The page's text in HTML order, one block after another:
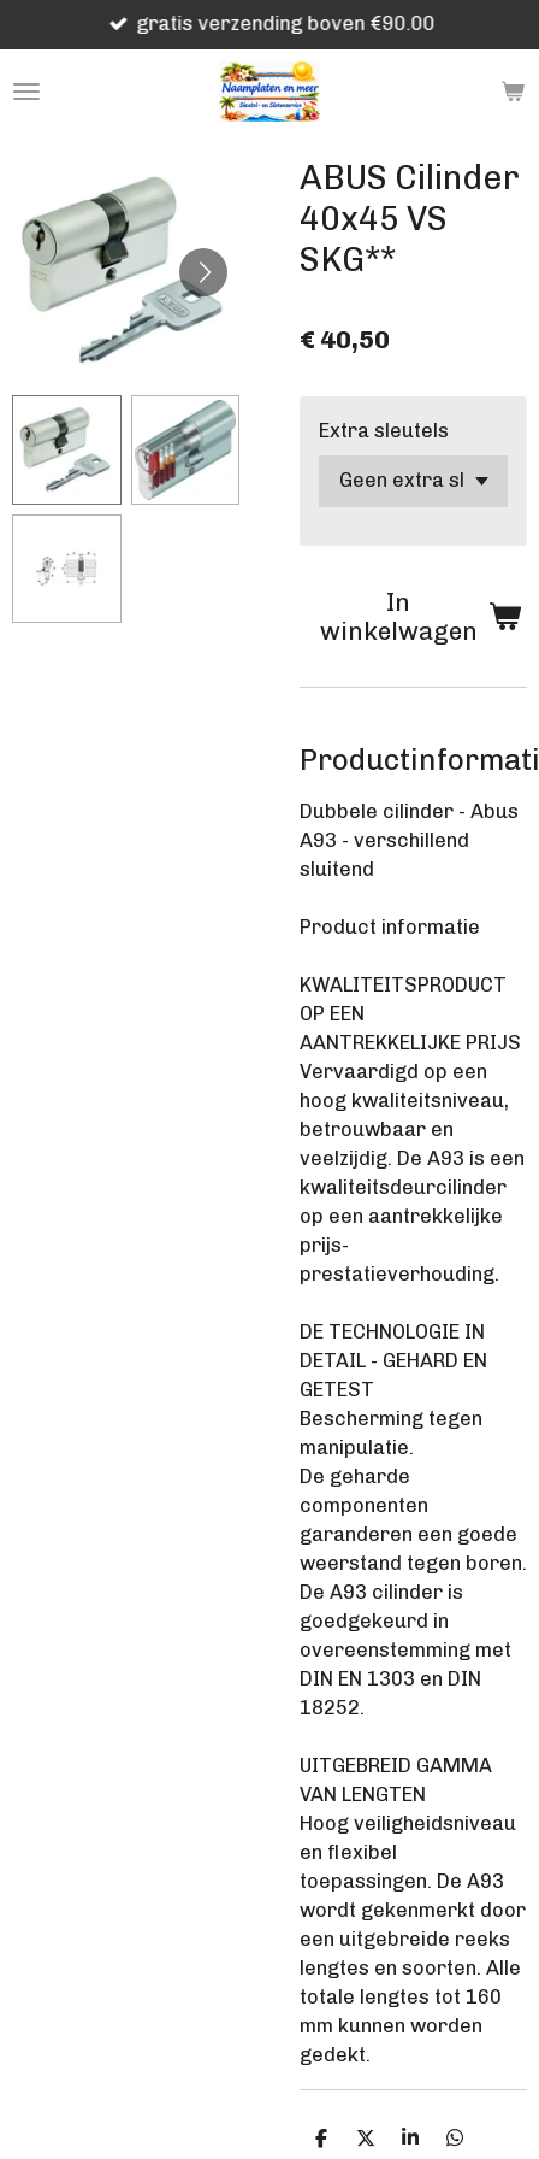
direct
naar
gratis verzending boven €90.00
ABUS Cilinder
40x45 VS
SKG**
€ 40,50
Extra sleutels
In
winkelwagen
Dubbele cilinder - Abus
A93 - verschillend
sluitend
Product informatie
KWALITEITSPRODUCT
OP EEN
AANTREKKELIJKE PRIJS
Vervaardigd op een
hoog kwaliteitsniveau,
betrouwbaar en
veelzijdig. De A93 is een
kwaliteitsdeurcilinder
op een aantrekkelijke
prijs-
prestatieverhouding.
DE TECHNOLOGIE IN
DETAIL - GEHARD EN
GETEST
Bescherming tegen
manipulatie.
De geharde
componenten
garanderen een goede
weerstand tegen boren.
De A93 cilinder is
goedgekeurd in
overeenstemming met
DIN EN 1303 en DIN
18252.
UITGEBREID GAMMA
VAN LENGTEN
Hoog veiligheidsniveau
en flexibel
toepassingen. De A93
wordt gekenmerkt door
een uitgebreide reeks
lengtes en soorten. Alle
totale lengtes tot 160
mm kunnen worden
gedekt.
D
D
S
D